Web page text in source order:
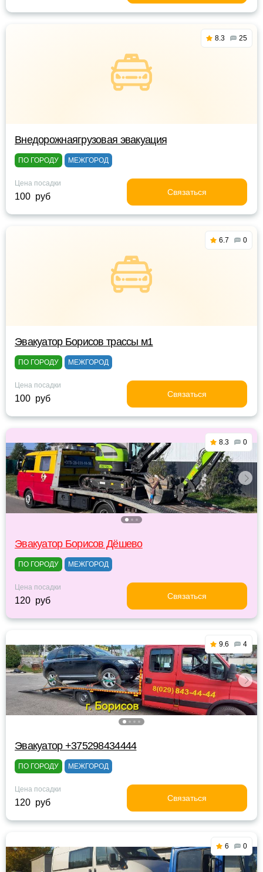
8.3 25
Внедорожнаягрузовая эвакуация
ПО ГОРОДУ МЕЖГОРОД
Цена посадки
100 руб Связаться
6.7 0
Эвакуатор Борисов трассы м1
ПО ГОРОДУ МЕЖГОРОД
Цена посадки
100 руб Связаться
8.3 0
Эвакуатор Борисов Дёшево
ПО ГОРОДУ МЕЖГОРОД
Цена посадки
120 руб Связаться
9.6 4
Эвакуатор +375298434444
ПО ГОРОДУ МЕЖГОРОД
Цена посадки
120 руб Связаться
6 0